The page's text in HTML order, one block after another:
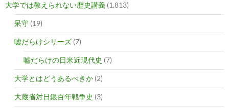
大学では教えられない歴史講義 (1,813)
呆守 (19)
嘘だらけシリーズ (7)
嘘だらけの日米近現代史 (7)
大学とはどうあるべきか (2)
大蔵省対日銀百年戦争史 (3)